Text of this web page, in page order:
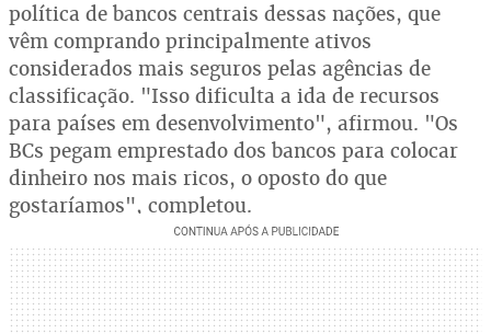
política de bancos centrais dessas nações, que
vêm comprando principalmente ativos
considerados mais seguros pelas agências de
classificação. "Isso dificulta a ida de recursos
para países em desenvolvimento", afirmou. "Os
BCs pegam emprestado dos bancos para colocar
dinheiro nos mais ricos, o oposto do que
gostaríamos", completou.